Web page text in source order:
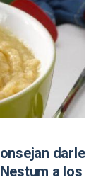
darle
a los